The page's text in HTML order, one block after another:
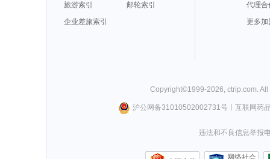
旅游索引
邮轮索引
企业差旅索引
代理合
更多加
Copyright©1999-2026, ctrip.com.
沪公网备31010502002731号丨 互联网药
违法和不良信息举报
网络社会